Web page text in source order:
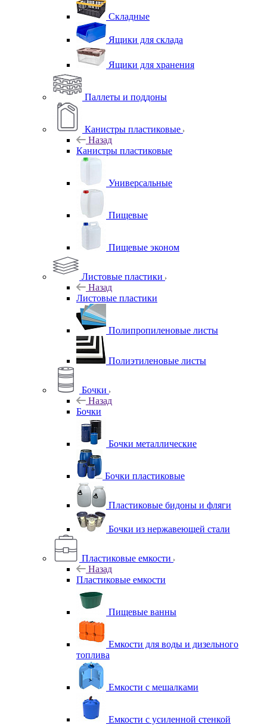
Складные
Ящики для склада
Ящики для хранения
Паллеты и поддоны
Канистры пластиковые
Назад
Канистры пластиковые
Универсальные
Пищевые
Пищевые эконом
Листовые пластики
Назад
Листовые пластики
Полипропиленовые листы
Полиэтиленовые листы
Бочки
Назад
Бочки
Бочки металлические
Бочки пластиковые
Пластиковые бидоны и фляги
Бочки из нержавеющей стали
Пластиковые емкости
Назад
Пластиковые емкости
Пищевые ванны
Емкости для воды и дизельного
топлива
Емкости с мешалками
Емкости с усиленной стенкой